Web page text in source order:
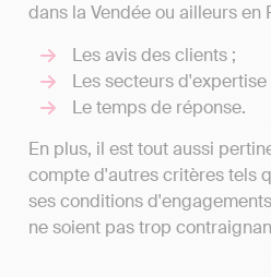
dans la Vendée ou ailleurs en
Les avis des clients ;
Les secteurs d'expertise
Le temps de réponse.
En plus, il est tout aussi
compte d'autres critères tels
ses conditions
ne soient pas trop